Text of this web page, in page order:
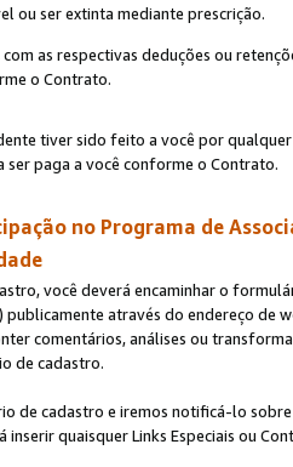
ou ser extinta mediante prescrição.
as respectivas deduções ou
o Contrato.
tiver sido feito a você por
paga a você conforme o Contrato.
no Programa de
você deverá encaminhar o
publicamente através do endereço
comentários, análises ou
de cadastro.
de cadastro e iremos notificá-lo
inserir quaisquer Links Especiais ou